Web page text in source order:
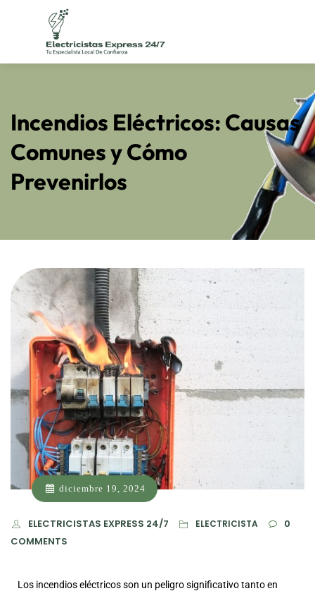
Incendios Eléctricos: Causas
Comunes y Cómo
Prevenirlos
diciembre 19, 2024
ELECTRICISTAS EXPRESS 24/7 ELECTRICISTA
0
COMMENTS
Los incendios eléctricos son un peligro significativo tanto en